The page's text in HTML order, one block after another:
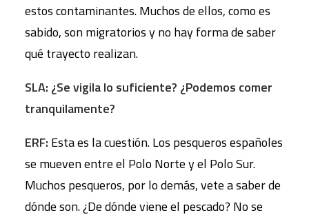
estos contaminantes. Muchos de ellos, como es
sabido, son migratorios y no hay forma de saber
qué trayecto realizan.
SLA: ¿Se vigila lo suficiente? ¿Podemos comer
tranquilamente?
ERF: Esta es la cuestión. Los pesqueros españoles
se mueven entre el Polo Norte y el Polo Sur.
Muchos pesqueros, por lo demás, vete a saber de
dónde son. ¿De dónde viene el pescado? No se